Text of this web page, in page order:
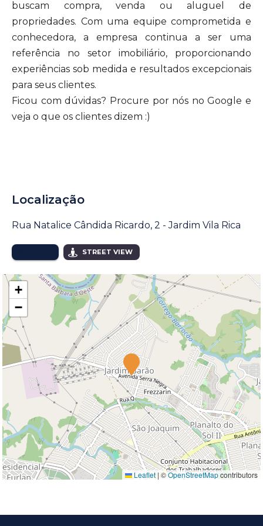
buscam compra, venda ou aluguel de
propriedades. Com uma equipe comprometida e
conhecedora, a empresa continua a ser uma
referência no setor imobiliário, proporcionando
experiências sob medida e resultados excepcionais
para seus clientes.
Ficou com dúvidas? Procure por nós no Google e
veja o que os clientes dizem :)
Localização
Rua Natalice Cândida Ricardo, 2 - Jardim Vila Rica
STREET VIEW
+
−
Leaflet |©OpenStreetMapcontributors